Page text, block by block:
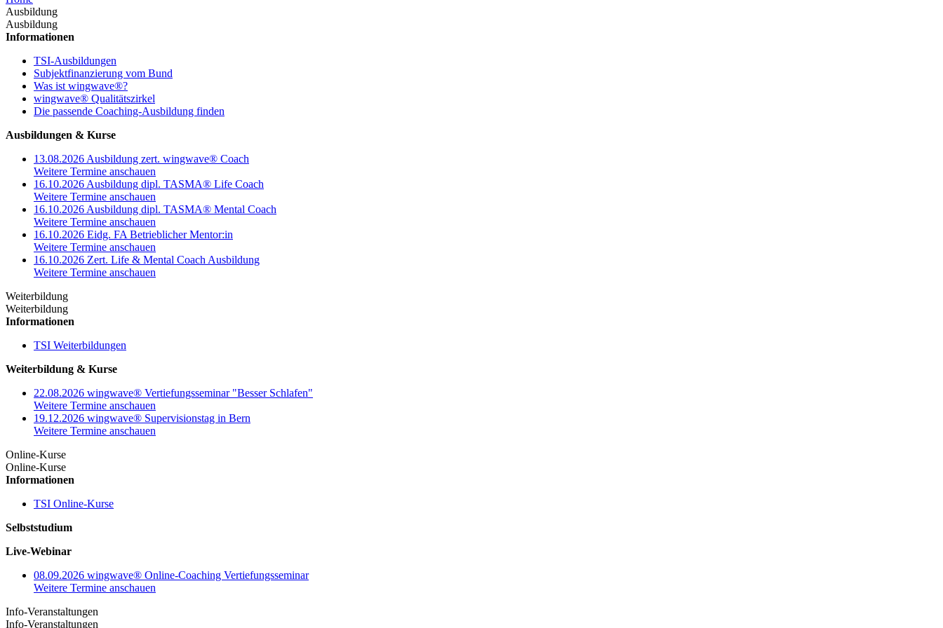
Ausbildung
Ausbildung
Informationen
TSI-Ausbildungen
Subjektfinanzierung vom Bund
Was ist wingwave®?
wingwave® Qualitätszirkel
Die passende Coaching-Ausbildung finden
Ausbildungen & Kurse
13.08.2026 Ausbildung zert. wingwave® Coach
Weitere Termine anschauen
16.10.2026 Ausbildung dipl. TASMA® Life Coach
Weitere Termine anschauen
16.10.2026 Ausbildung dipl. TASMA® Mental Coach
Weitere Termine anschauen
16.10.2026 Eidg. FA Betrieblicher Mentor:in
Weitere Termine anschauen
16.10.2026 Zert. Life & Mental Coach Ausbildung
Weitere Termine anschauen
Weiterbildung
Weiterbildung
Informationen
TSI Weiterbildungen
Weiterbildung & Kurse
22.08.2026 wingwave® Vertiefungsseminar "Besser Schlafen"
Weitere Termine anschauen
19.12.2026 wingwave® Supervisionstag in Bern
Weitere Termine anschauen
Online-Kurse
Online-Kurse
Informationen
TSI Online-Kurse
Selbststudium
Live-Webinar
08.09.2026 wingwave® Online-Coaching Vertiefungsseminar
Weitere Termine anschauen
Info-Veranstaltungen
Info-Veranstaltungen